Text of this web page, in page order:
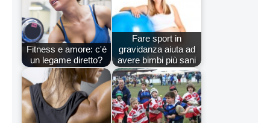
Fitness e amore: c'è
un legame diretto?
Fare sport in
gravidanza aiuta ad
avere bimbi più sani